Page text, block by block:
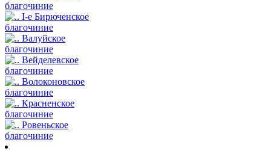
благочиние
I-е Бирюченское
благочиние
Валуйское
благочиние
Вейделевское
благочиние
Волоконовское
благочиние
Красненское
благочиние
Ровеньское
благочиние